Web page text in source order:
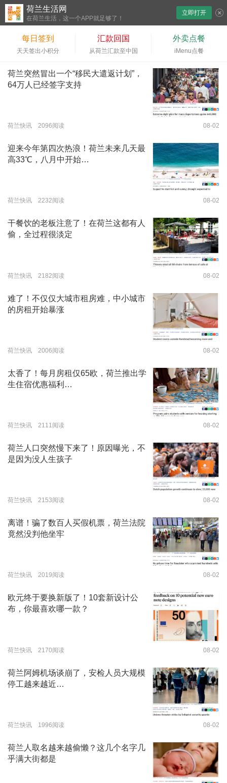
荷兰生活网
在荷兰生活，这一个APP就足够了！
立即打开
每日签到
天天签出小积分
汇款回国
从荷兰汇款至中国
外卖点餐
iMenu点餐
荷兰突然冒出一个“移民大遣返计划”，
64万人已经签字支持
荷兰快讯 2096阅读 08-02
迎来今年第四次热浪！荷兰未来几天最
高33℃，八月中开始…
荷兰快讯 2232阅读 08-02
干餐饮的老板注意了！在荷兰这都有人
偷，全过程很淡定
荷兰快讯 2182阅读 08-02
难了！不仅仅大城市租房难，中小城市
的房租开始暴涨
荷兰快讯 2006阅读 08-02
太香了！每月房租仅65欧，荷兰推出学
生住宿优惠福利…
荷兰快讯 2111阅读 08-02
荷兰人口突然慢下来了！原因曝光，不
是因为没人生孩子
荷兰快讯 2153阅读 08-02
离谱！骗了数百人买假机票，荷兰法院
竟然没判他坐牢
荷兰快讯 2019阅读 08-02
欧元终于要换新版了！10套新设计公
布，你最喜欢哪一款？
荷兰快讯 2170阅读 08-02
荷兰阿姆机场谈崩了，安检人员大规模
停工越来越近…
荷兰快讯 1996阅读 08-02
荷兰人取名越来越偷懒？这几个名字几
乎满大街都是